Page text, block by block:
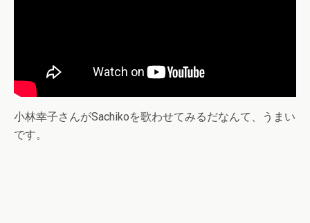
小林幸子さんがSachikoを歌わせてみるだなんて、うまい
です。